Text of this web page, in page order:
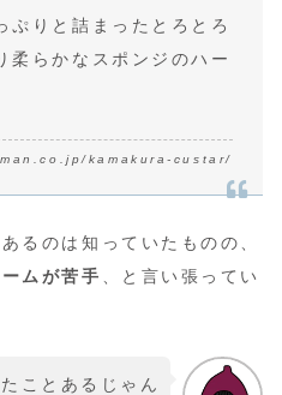
ぷりと詰まったとろとろ
柔らかなスポンジのハー
kamakura-custar/
るのは知っていたものの、
ムが苦手
、と言い張ってい
ことあるじゃん